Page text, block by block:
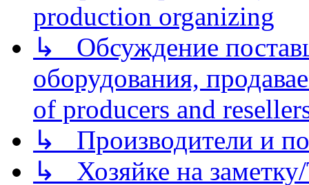
production organizing
↳ Обсуждение
оборудования,
of producers and
↳ Производители и
↳ Хозяйке на